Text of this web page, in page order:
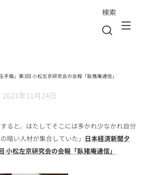
検索
手箱」第3回 小松左京研究会の会報「臥猪庵通信」
2021年11月24日
ると、はたしてそこには多かれ少なかれ自分
暗い人材が集合していた」 日本経済新聞夕
小松左京研究会の会報「臥猪庵通信」